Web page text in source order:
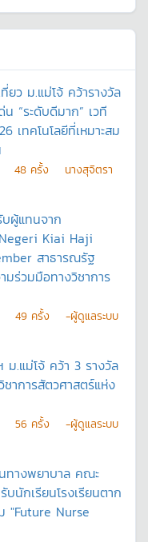
ว ม.แม่โจ้ คว้ารางวัล
“ระดับดีมาก” เวที
เทคโนโลยีที่เหมาะสม
48 ครั้ง
นางสุจิตรา
ผู้แทนจาก
Kiai Haji
สาธารณรัฐ
มร่วมมือทางวิชาการ
49 ครั้ง
-ผู้ดูแลระบบ
.แม่โจ้ คว้า 3 รางวัล
ชาการสัตวศาสตร์แห่ง
56 ครั้ง
-ผู้ดูแลระบบ
ทางพยาบาล คณะ
นักเรียนโรงเรียนตาก
"Future Nurse